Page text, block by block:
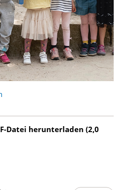
Datei herunterladen(2,0